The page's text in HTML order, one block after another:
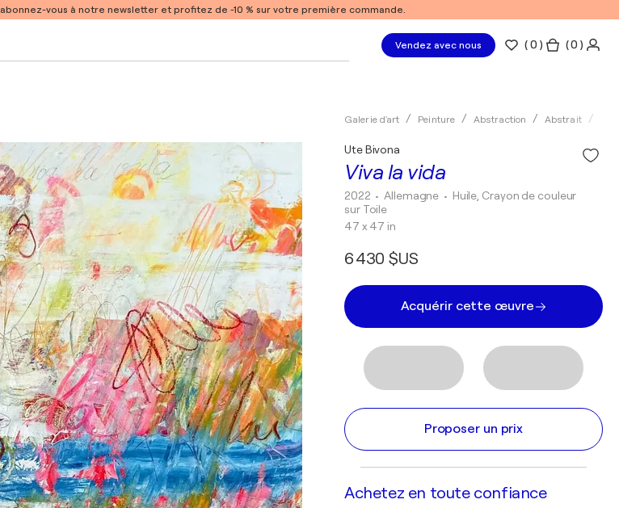
abonnez-vous à notre newsletter et profitez de -10 % sur votre première commande.
Vendez avec nous (0 ) ( 0 )
Galerie d'art Peinture Abstraction Abstrait
Viva la vida
Ute Bivona
2022 • Allemagne • Huile, Crayon de couleur
sur Toile
47 x 47 in
6 430 $US
Acquérir cette œuvre
Proposer un prix
Achetez en toute confiance